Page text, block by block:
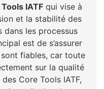
IATF qui vise à
et la stabilité des
dans les processus
est de s’assurer
fiables, car toute
sur la qualité
Core Tools IATF,